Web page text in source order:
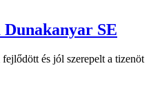
Dunakanyar SE
és jól szerepelt a tizenöt